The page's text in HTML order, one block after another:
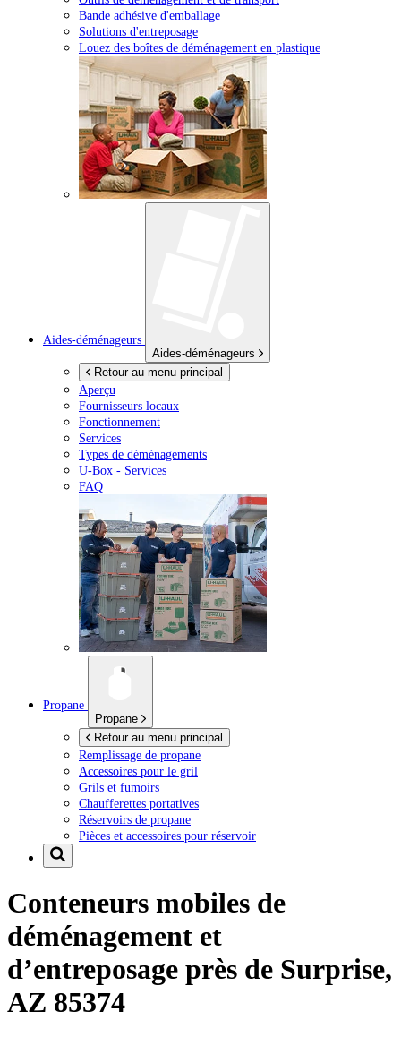
Bande adhésive d'emballage
Solutions d'entreposage
Louez des boîtes de déménagement en plastique
Aides-déménageurs
Aides-déménageurs
Retour au menu principal
Aperçu
Fournisseurs locaux
Fonctionnement
Services
Types de déménagements
U-Box - Services
FAQ
Propane
Propane
Retour au menu principal
Remplissage de propane
Accessoires pour le gril
Grils et fumoirs
Chaufferettes portatives
Réservoirs de propane
Pièces et accessoires pour réservoir
Conteneurs mobiles de
déménagement et
d’entreposage près de Surprise,
AZ 85374